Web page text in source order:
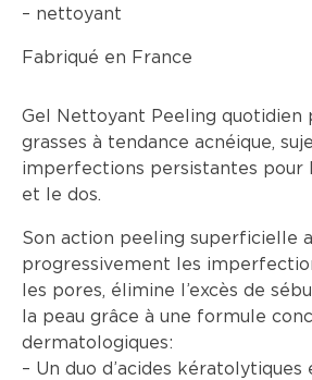
– nettoyant
Fabriqué en France
Gel Nettoyant Peeling quotidien
grasses à tendance acnéique,
imperfections persistantes pour
et le dos.
Son action peeling superficielle
progressivement les
les pores, élimine l’excès de
la peau grâce à une formule
dermatologiques:
– Un duo d’acides kératolytiques